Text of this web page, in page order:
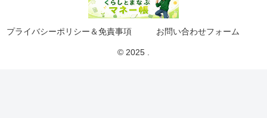
プライバシーポリシー＆免責事項 お問い合わせフォーム
© 2025 .